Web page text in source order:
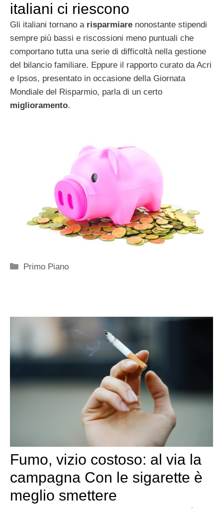
italiani ci riescono
Gli italiani tornano a risparmiare nonostante stipendi
sempre più bassi e riscossioni meno puntuali che
comportano tutta una serie di difficoltà nella gestione
del bilancio familiare. Eppure il rapporto curato da Acri
e Ipsos, presentato in occasione della Giornata
Mondiale del Risparmio, parla di un certo
miglioramento.
Categorie
Primo Piano
Fumo, vizio costoso: al via la
campagna Con le sigarette è
meglio smettere